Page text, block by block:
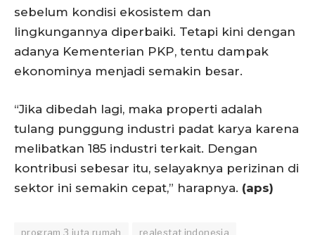
sebelum kondisi ekosistem dan
lingkungannya diperbaiki. Tetapi kini dengan
adanya Kementerian PKP, tentu dampak
ekonominya menjadi semakin besar.
“Jika dibedah lagi, maka properti adalah
tulang punggung industri padat karya karena
melibatkan 185 industri terkait. Dengan
kontribusi sebesar itu, selayaknya perizinan di
sektor ini semakin cepat,” harapnya. (aps)
program 3 juta rumah realestat indonesia